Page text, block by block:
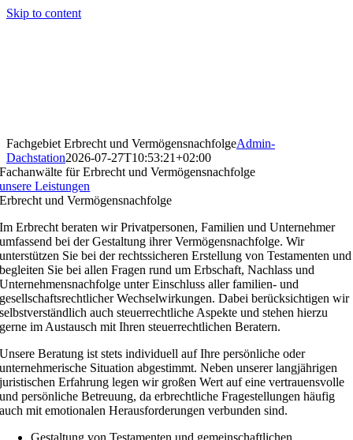
Skip to content
Fachgebiet Erbrecht und VermögensnachfolgeAdmin-
Dachstation2026-07-27T10:53:21+02:00
Fachanwälte für Erbrecht und Vermögensnachfolge
unsere Leistungen
Erbrecht und Vermögensnachfolge
Im Erbrecht beraten wir Privatpersonen, Familien und Unternehmer
umfassend bei der Gestaltung ihrer Vermögensnachfolge. Wir
unterstützen Sie bei der rechtssicheren Erstellung von Testamenten und
begleiten Sie bei allen Fragen rund um Erbschaft, Nachlass und
Unternehmensnachfolge unter Einschluss aller familien- und
gesellschaftsrechtlicher Wechselwirkungen. Dabei berücksichtigen wir
selbstverständlich auch steuerrechtliche Aspekte und stehen hierzu
gerne im Austausch mit Ihren steuerrechtlichen Beratern.
Unsere Beratung ist stets individuell auf Ihre persönliche oder
unternehmerische Situation abgestimmt. Neben unserer langjährigen
juristischen Erfahrung legen wir großen Wert auf eine vertrauensvolle
und persönliche Betreuung, da erbrechtliche Fragestellungen häufig
auch mit emotionalen Herausforderungen verbunden sind.
Gestaltung von Testamenten und gemeinschaftlichen